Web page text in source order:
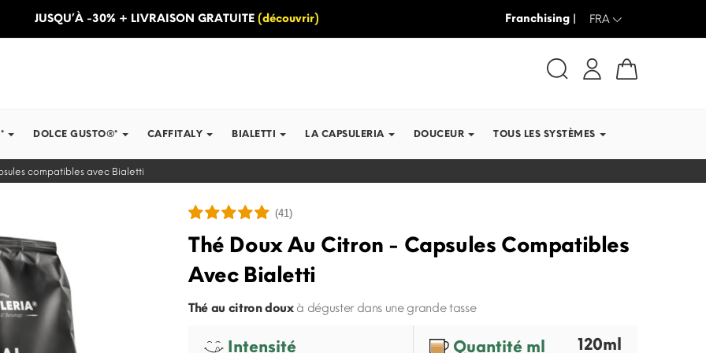
JUSQU’À -30% + LIVRAISON GRATUITE (découvrir) JUSQU’À -30% + LIVRAISON
Franchising | FRA
DOLCE GUSTO®* CAFFITALY BIALETTI LA CAPSULERIA DOUCEUR TOUS LES SYSTÈMES
compatibles avec Bialetti
(41)
Thé Doux Au Citron - Capsules Compatibles
Avec Bialetti
Thé au citron douxà déguster dans une grande tasse
Intensité Quantité ml 120ml